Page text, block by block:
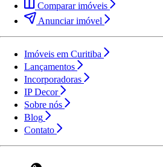
Comparar imóveis
Anunciar imóvel
Imóveis em Curitiba
Lançamentos
Incorporadoras
IP Decor
Sobre nós
Blog
Contato